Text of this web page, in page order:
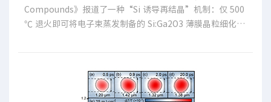
Compounds》报道了一种“Si 诱导再结晶”机制：仅 500
℃ 退火即可将电子束蒸发制备的 Si:Ga2O3 薄膜晶粒细化至
2.1×109，综合性能超越多数高温器件。该策略为大面积、
低功耗、TFT 兼容的紫外成像阵列提供了可扩展的材料路